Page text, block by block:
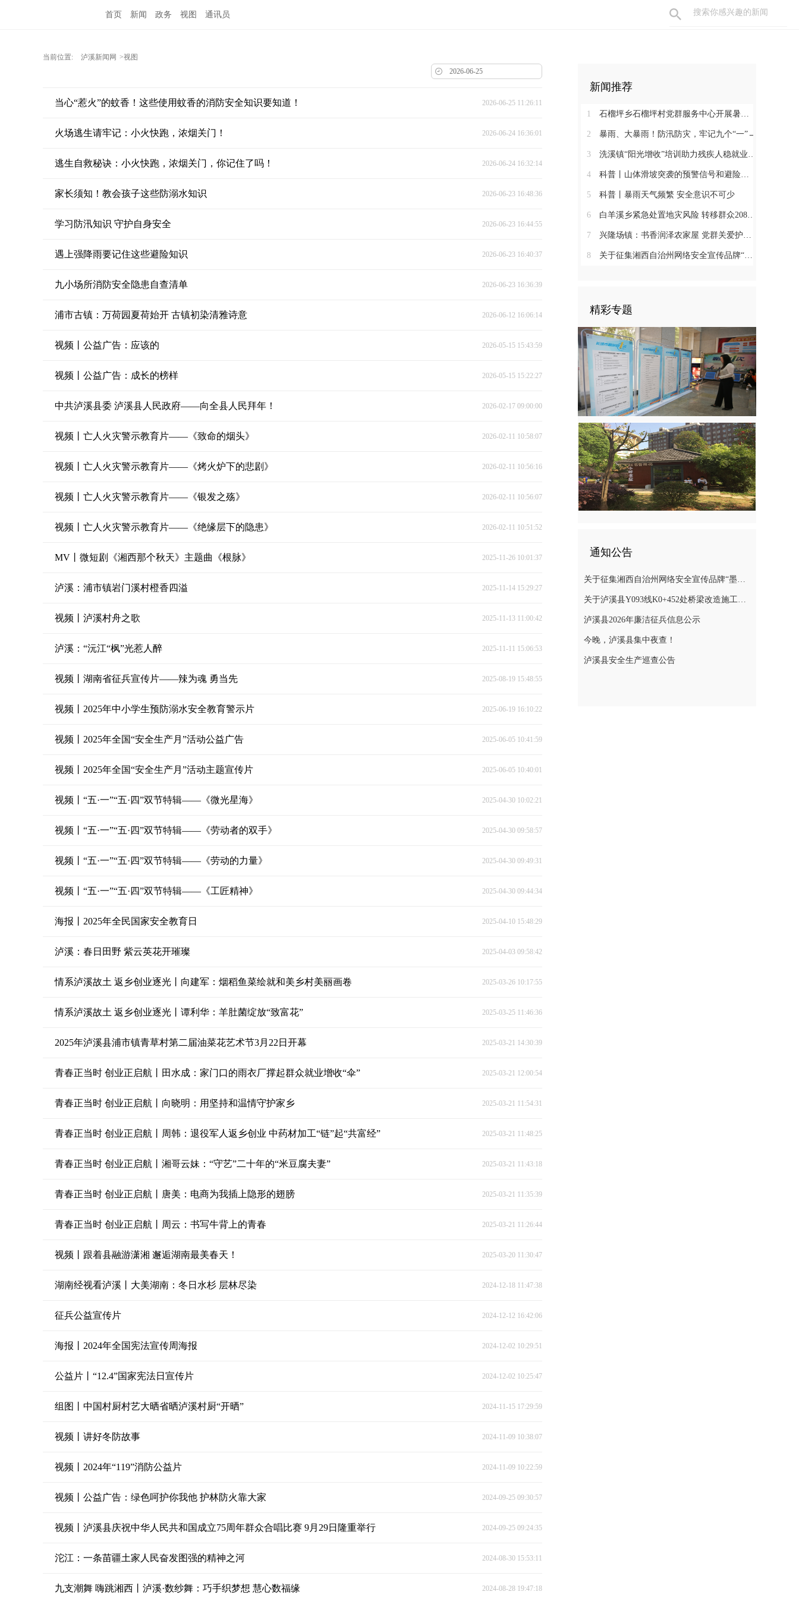
首页 新闻 政务 视图 通讯员
当前位置: 泸溪新闻网 >视图
当心“惹火”的蚊香！这些使用蚊香的消防安全知识要知道！ 2026-06-25 11:26:11
火场逃生请牢记：小火快跑，浓烟关门！ 2026-06-24 16:36:01
逃生自救秘诀：小火快跑，浓烟关门，你记住了吗！ 2026-06-24 16:32:14
家长须知！教会孩子这些防溺水知识 2026-06-23 16:48:36
学习防汛知识 守护自身安全 2026-06-23 16:44:55
遇上强降雨要记住这些避险知识 2026-06-23 16:40:37
九小场所消防安全隐患自查清单 2026-06-23 16:36:39
浦市古镇：万荷园夏荷始开 古镇初染清雅诗意 2026-06-12 16:06:14
视频丨公益广告：应该的 2026-05-15 15:43:59
视频丨公益广告：成长的榜样 2026-05-15 15:22:27
中共泸溪县委 泸溪县人民政府——向全县人民拜年！ 2026-02-17 09:00:00
视频丨亡人火灾警示教育片——《致命的烟头》 2026-02-11 10:58:07
视频丨亡人火灾警示教育片——《烤火炉下的悲剧》 2026-02-11 10:56:16
视频丨亡人火灾警示教育片——《银发之殇》 2026-02-11 10:56:07
视频丨亡人火灾警示教育片——《绝缘层下的隐患》 2026-02-11 10:51:52
MV丨微短剧《湘西那个秋天》主题曲《根脉》 2025-11-26 10:01:37
泸溪：浦市镇岩门溪村橙香四溢 2025-11-14 15:29:27
视频丨泸溪村舟之歌 2025-11-13 11:00:42
泸溪：“沅江“枫”光惹人醉 2025-11-11 15:06:53
视频丨湖南省征兵宣传片——辣为魂 勇当先 2025-08-19 15:48:55
视频丨2025年中小学生预防溺水安全教育警示片 2025-06-19 16:10:22
视频丨2025年全国“安全生产月”活动公益广告 2025-06-05 10:41:59
视频丨2025年全国“安全生产月”活动主题宣传片 2025-06-05 10:40:01
视频丨“五·一”“五·四”双节特辑——《微光星海》 2025-04-30 10:02:21
视频丨“五·一”“五·四”双节特辑——《劳动者的双手》 2025-04-30 09:58:57
视频丨“五·一”“五·四”双节特辑——《劳动的力量》 2025-04-30 09:49:31
视频丨“五·一”“五·四”双节特辑——《工匠精神》 2025-04-30 09:44:34
海报丨2025年全民国家安全教育日 2025-04-10 15:48:29
泸溪：春日田野 紫云英花开璀璨 2025-04-03 09:58:42
情系泸溪故土 返乡创业逐光丨向建军：烟稻鱼菜绘就和美乡村美丽画卷 2025-03-26 10:17:55
情系泸溪故土 返乡创业逐光丨谭利华：羊肚菌绽放“致富花” 2025-03-25 11:46:36
2025年泸溪县浦市镇青草村第二届油菜花艺术节3月22日开幕 2025-03-21 14:30:39
青春正当时 创业正启航丨田水成：家门口的雨衣厂撑起群众就业增收“伞” 2025-03-21 12:00:54
青春正当时 创业正启航丨向晓明：用坚持和温情守护家乡 2025-03-21 11:54:31
青春正当时 创业正启航丨周韩：退役军人返乡创业 中药材加工“链”起“共富经” 2025-03-21 11:48:25
青春正当时 创业正启航丨湘哥云妹：“守艺”二十年的“米豆腐夫妻” 2025-03-21 11:43:18
青春正当时 创业正启航丨唐美：电商为我插上隐形的翅膀 2025-03-21 11:35:39
青春正当时 创业正启航丨周云：书写牛背上的青春 2025-03-21 11:26:44
视频丨跟着县融游潇湘 邂逅湖南最美春天！ 2025-03-20 11:30:47
湖南经视看泸溪丨大美湖南：冬日水杉 层林尽染 2024-12-18 11:47:38
征兵公益宣传片 2024-12-12 16:42:06
海报丨2024年全国宪法宣传周海报 2024-12-02 10:29:51
公益片丨“12.4”国家宪法日宣传片 2024-12-02 10:25:47
组图丨中国村厨村艺大晒省晒泸溪村厨“开晒” 2024-11-15 17:29:59
视频丨讲好冬防故事 2024-11-09 10:38:07
视频丨2024年“119”消防公益片 2024-11-09 10:22:59
视频丨公益广告：绿色呵护你我他 护林防火靠大家 2024-09-25 09:30:57
视频丨泸溪县庆祝中华人民共和国成立75周年群众合唱比赛 9月29日隆重举行 2024-09-25 09:24:35
沱江：一条苗疆土家人民奋发图强的精神之河 2024-08-30 15:53:11
九支潮舞 嗨跳湘西丨泸溪·数纱舞：巧手织梦想 慧心数福缘 2024-08-28 19:47:18
新闻推荐
1 石榴坪乡石榴坪村党群服务中心开展暑期防溺水主题绘画活动
2 暴雨、大暴雨！防汛防灾，牢记九个“一”→
3 洗溪镇“阳光增收”培训助力残疾人稳就业促增收
4 科普丨山体滑坡突袭的预警信号和避险要点
5 科普丨暴雨天气频繁 安全意识不可少
6 白羊溪乡紧急处置地灾风险 转移群众208人筑牢安全堤
7 兴隆场镇：书香润泽农家屋 党群关爱护童行
8 关于征集湘西自治州网络安全宣传品牌“墨攻”主题形象的公告
精彩专题
通知公告
关于征集湘西自治州网络安全宣传品牌“墨攻”主题形象的公告
关于泸溪县Y093线K0+452处桥梁改造施工期间实施交通管制的通告
泸溪县2026年廉洁征兵信息公示
今晚，泸溪县集中夜查！
泸溪县安全生产巡查公告